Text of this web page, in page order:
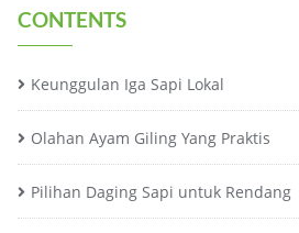
CONTENTS
Keunggulan Iga Sapi Lokal
Olahan Ayam Giling Yang Praktis
Pilihan Daging Sapi untuk Rendang